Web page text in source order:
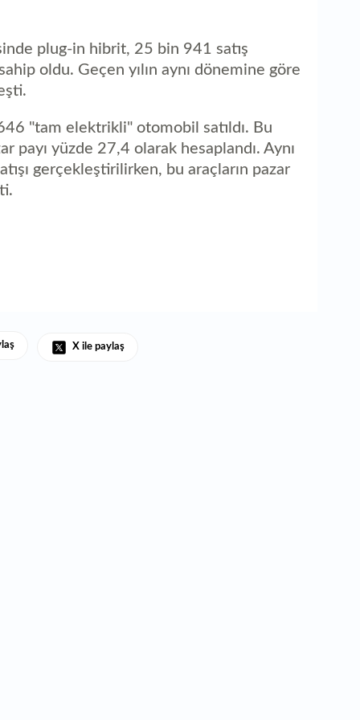
plug-in hibrit, 25 bin 941 satış
oldu. Geçen yılın aynı dönemine göre
"tam elektrikli" otomobil satıldı. Bu
payı yüzde 27,4 olarak hesaplandı. Aynı
gerçekleştirilirken, bu araçların pazar
X ile paylaş